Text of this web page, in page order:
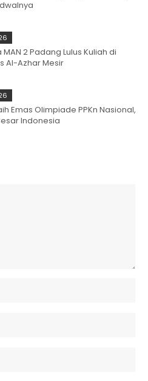
MAN 2 Padang Lulus Kuliah di
Al-Azhar Mesir
Emas Olimpiade PPKn Nasional,
Indonesia